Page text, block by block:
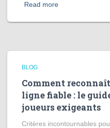
Read more
BLOG
Comment
ligne fiable : le
joueurs exigeants
Critères incontournables